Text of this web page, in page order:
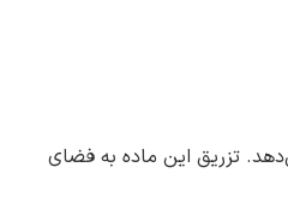
تزریق این ماده به فضای